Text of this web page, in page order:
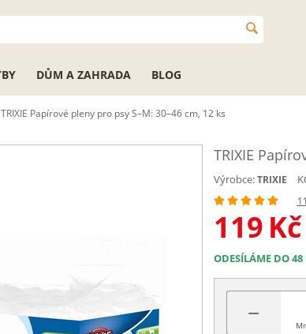
DŮM A ZAHRADA BLOG
TRIXIE Papírové pleny pro psy S–M: 30–46 cm, 12 ks
TRIXIE
Výrobce: TRIXIE
119 Kč
ODESÍLÁME DO
−